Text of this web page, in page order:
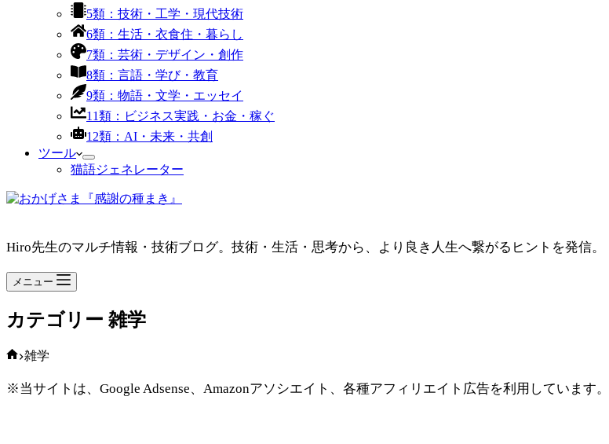
5類：技術・工学・現代技術
6類：生活・衣食住・暮らし
7類：芸術・デザイン・創作
8類：言語・学び・教育
9類：物語・文学・エッセイ
11類：ビジネス実践・お金・稼ぐ
12類：AI・未来・共創
ツール
猫語ジェネレーター
Hiro先生のマルチ情報・技術ブログ。技術・生活・思考から、より良き人生へ繋がるヒントを発信。
メニュー
カテゴリー 雑学
ホ
ム
雑学
※当サイトは、Google Adsense、Amazonアソシエイト、各種アフィリエイト広告を利用しています